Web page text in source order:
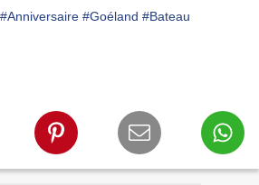
#Anniversaire #Goéland #Bateau